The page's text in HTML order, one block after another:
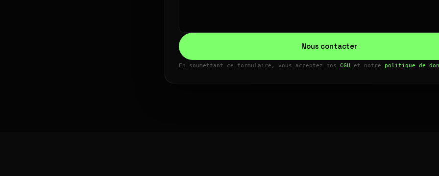
Nous contacter
En soumettant ce formulaire, vous acceptez nos CGU et notre politique de